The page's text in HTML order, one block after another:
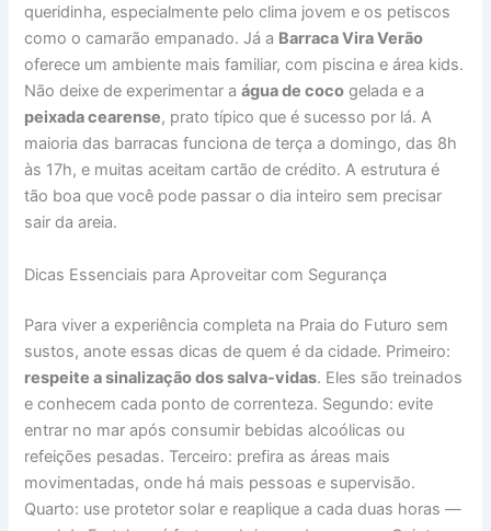
queridinha, especialmente pelo clima jovem e os petiscos
como o camarão empanado. Já a Barraca Vira Verão
oferece um ambiente mais familiar, com piscina e área kids.
Não deixe de experimentar aágua de coco gelada e a
peixada cearense, prato típico que é sucesso por lá. A
maioria das barracas funciona de terça a domingo, das 8h
às 17h, e muitas aceitam cartão de crédito. A estrutura é
tão boa que você pode passar o dia inteiro sem precisar
sair da areia.
Dicas Essenciais para Aproveitar com Segurança
Para viver a experiência completa na Praia do Futuro sem
sustos, anote essas dicas de quem é da cidade. Primeiro:
respeite a sinalização dos salva-vidas. Eles são treinados
e conhecem cada ponto de correnteza. Segundo: evite
entrar no mar após consumir bebidas alcoólicas ou
refeições pesadas. Terceiro: prefira as áreas mais
movimentadas, onde há mais pessoas e supervisão.
Quarto: use protetor solar e reaplique a cada duas horas —